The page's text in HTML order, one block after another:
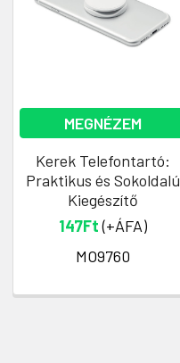
MEGNÉZEM
Kerek Telefontartó:
Praktikus és Sokoldalú
Kiegészítő
147Ft(+ÁFA)
MO9760